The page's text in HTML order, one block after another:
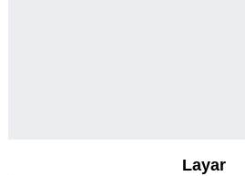
Layar